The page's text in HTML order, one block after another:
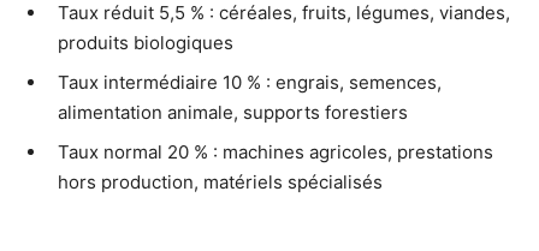
Taux réduit 5,5 % : céréales, fruits, légumes, viandes,
produits biologiques
Taux intermédiaire 10 % : engrais, semences,
alimentation animale, supports forestiers
Taux normal 20 % : machines agricoles, prestations
hors production, matériels spécialisés